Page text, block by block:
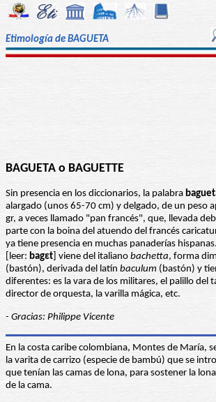
Etimología de BAGUETA
BAGUETA o BAGUETTE
Sin presencia en los diccionarios, la palabra
alargado (unos 65-70 cm) y delgado, de un peso
gr, a veces llamado "pan francés", que, llevada
parte con la boina del atuendo del francés
ya tiene presencia en muchas panaderías
[leer: bagεt ] viene del italiano bachetta, forma
(bastón), derivada del latín baculum (bastón) y
diferentes: es la vara de los militares, el palillo del
director de orquesta, la varilla mágica, etc.
- Gracias: Philippe Vicente
En la costa caribe colombiana, Montes de María,
la varita de carrizo (especie de bambú) que se
que tenían las camas de lona, para sostener la
de la cama.